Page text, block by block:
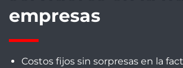
empresas
Costos fijos sin sorpresas en la